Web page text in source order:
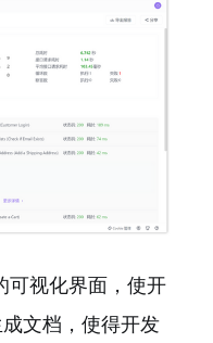
视化界面，使开
文档，使得开发